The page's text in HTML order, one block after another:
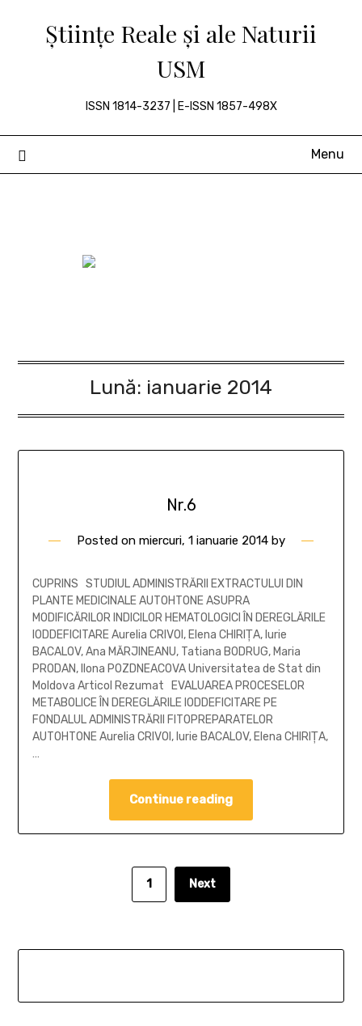
Științe Reale și ale Naturii
USM
ISSN 1814-3237 | E-ISSN 1857-498X
Menu
Lună: ianuarie 2014
Nr.6
Posted on miercuri, 1 ianuarie 2014 by
CUPRINS STUDIUL ADMINISTRĂRII EXTRACTULUI DIN
PLANTE MEDICINALE AUTOHTONE ASUPRA
MODIFICĂRILOR INDICILOR HEMATOLOGICI ÎN DEREGLĂRILE
IODDEFICITARE Aurelia CRIVOI, Elena CHIRIŢA, Iurie
BACALOV, Ana MĂRJINEANU, Tatiana BODRUG, Maria
PRODAN, Ilona POZDNEACOVA Universitatea de Stat din
Moldova Articol Rezumat EVALUAREA PROCESELOR
METABOLICE ÎN DEREGLĂRILE IODDEFICITARE PE
FONDALUL ADMINISTRĂRII FITOPREPARATELOR
AUTOHTONE Aurelia CRIVOI, Iurie BACALOV, Elena CHIRIŢA,
…
Continue reading
1 Next